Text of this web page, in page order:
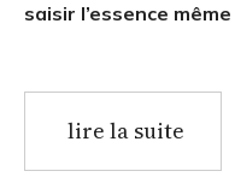
saisir l’essence
lire la suite